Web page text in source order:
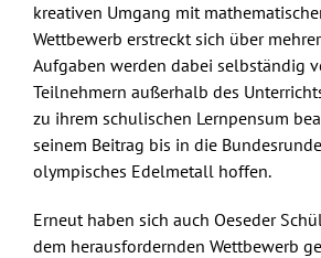
kreativen Umgang mit
Wettbewerb erstreckt sich über
Aufgaben werden dabei selbständig
Teilnehmern außerhalb des
zu ihrem schulischen Lernpensum
seinem Beitrag bis in die
olympisches Edelmetall hoffen.
Erneut haben sich auch Oeseder
dem herausfordernden Wettbewerb